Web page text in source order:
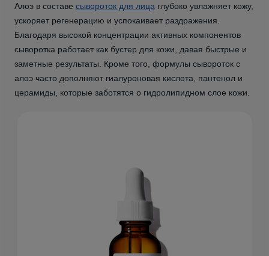
Алоэ в составе сывороток для лица глубоко увлажняет кожу,
ускоряет регенерацию и успокаивает раздражения.
Благодаря высокой концентрации активных компонентов
сыворотка работает как бустер для кожи, давая быстрые и
заметные результаты. Кроме того, формулы сывороток с
алоэ часто дополняют гиалуроновая кислота, пантенол и
церамиды, которые заботятся о гидролипидном слое кожи.